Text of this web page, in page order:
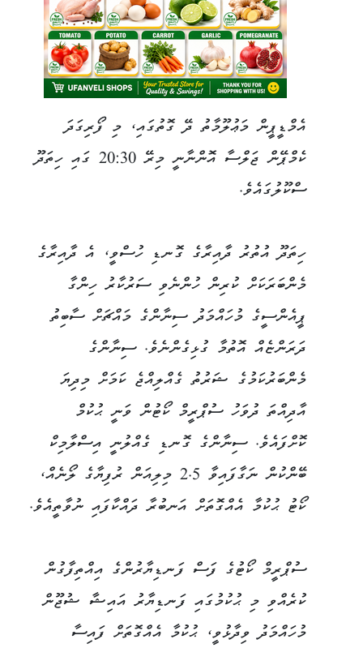
އެމްޑީޕީން މަޢުލޫމާތު ދޭ ގޮތުގައި، މި ފޯރިގަދަ
ކެމްޕޭން ޖަލްސާ އޮންނާނީ މިރޭ 20:30 ގައި ހިތަދޫ
ސްކޫލުގައެވެ.
ހިތަދޫ އުތުރު ދާއިރާގެ ގޮނޑި ހުސްވީ، އެ ދާއިރާގެ
މެންބަރަކަށް ކުރިން ހުންނެވި ސަރުކާރު ހިންގާ
ޕީއެންސީގެ މުހައްމަދު ސިނާންގެ މައްޗަށް ސާބިތު
ދަރަންޏެއް އޮތުމާ ގުޅިގެންނެވެ. ސިނާންގެ
މެންބަރުކަމުގެ ޝަރުތު ގެއްލިއްޖެ ކަމަށް މިދިޔަ
އާދިއްތަ ދުވަހު ސުޕްރީމް ކޯޓުން ވަނީ ޙުކުމް
ކޮށްފައެވެ. ސިނާންގެ ގޮނޑި ގެއްލުނީ އިސްލާމިކް
ބޭންކުން ނަގާފައިވާ 2.5 މިލިއަން ރުފިޔާގެ ލޯނެއް،
ކޯޓު ޙުކުމާ އެއްގޮތަށް އަނބުރާ ދައްކާފައި ނުވާތީއެވެ.
ސުޕްރީމް ކޯޓުގެ ފަސް ފަނޑިޔާރުންގެ އިއްތިފާގުން
ކުރެއްވި މި ޙުކުމުގައި ފަނޑިޔާރު އައިޝާ ޝުޖޫން
މުހައްމަދު ވިދާޅުވީ، ޙުކުމާ އެއްގޮތަށް ފައިސާ